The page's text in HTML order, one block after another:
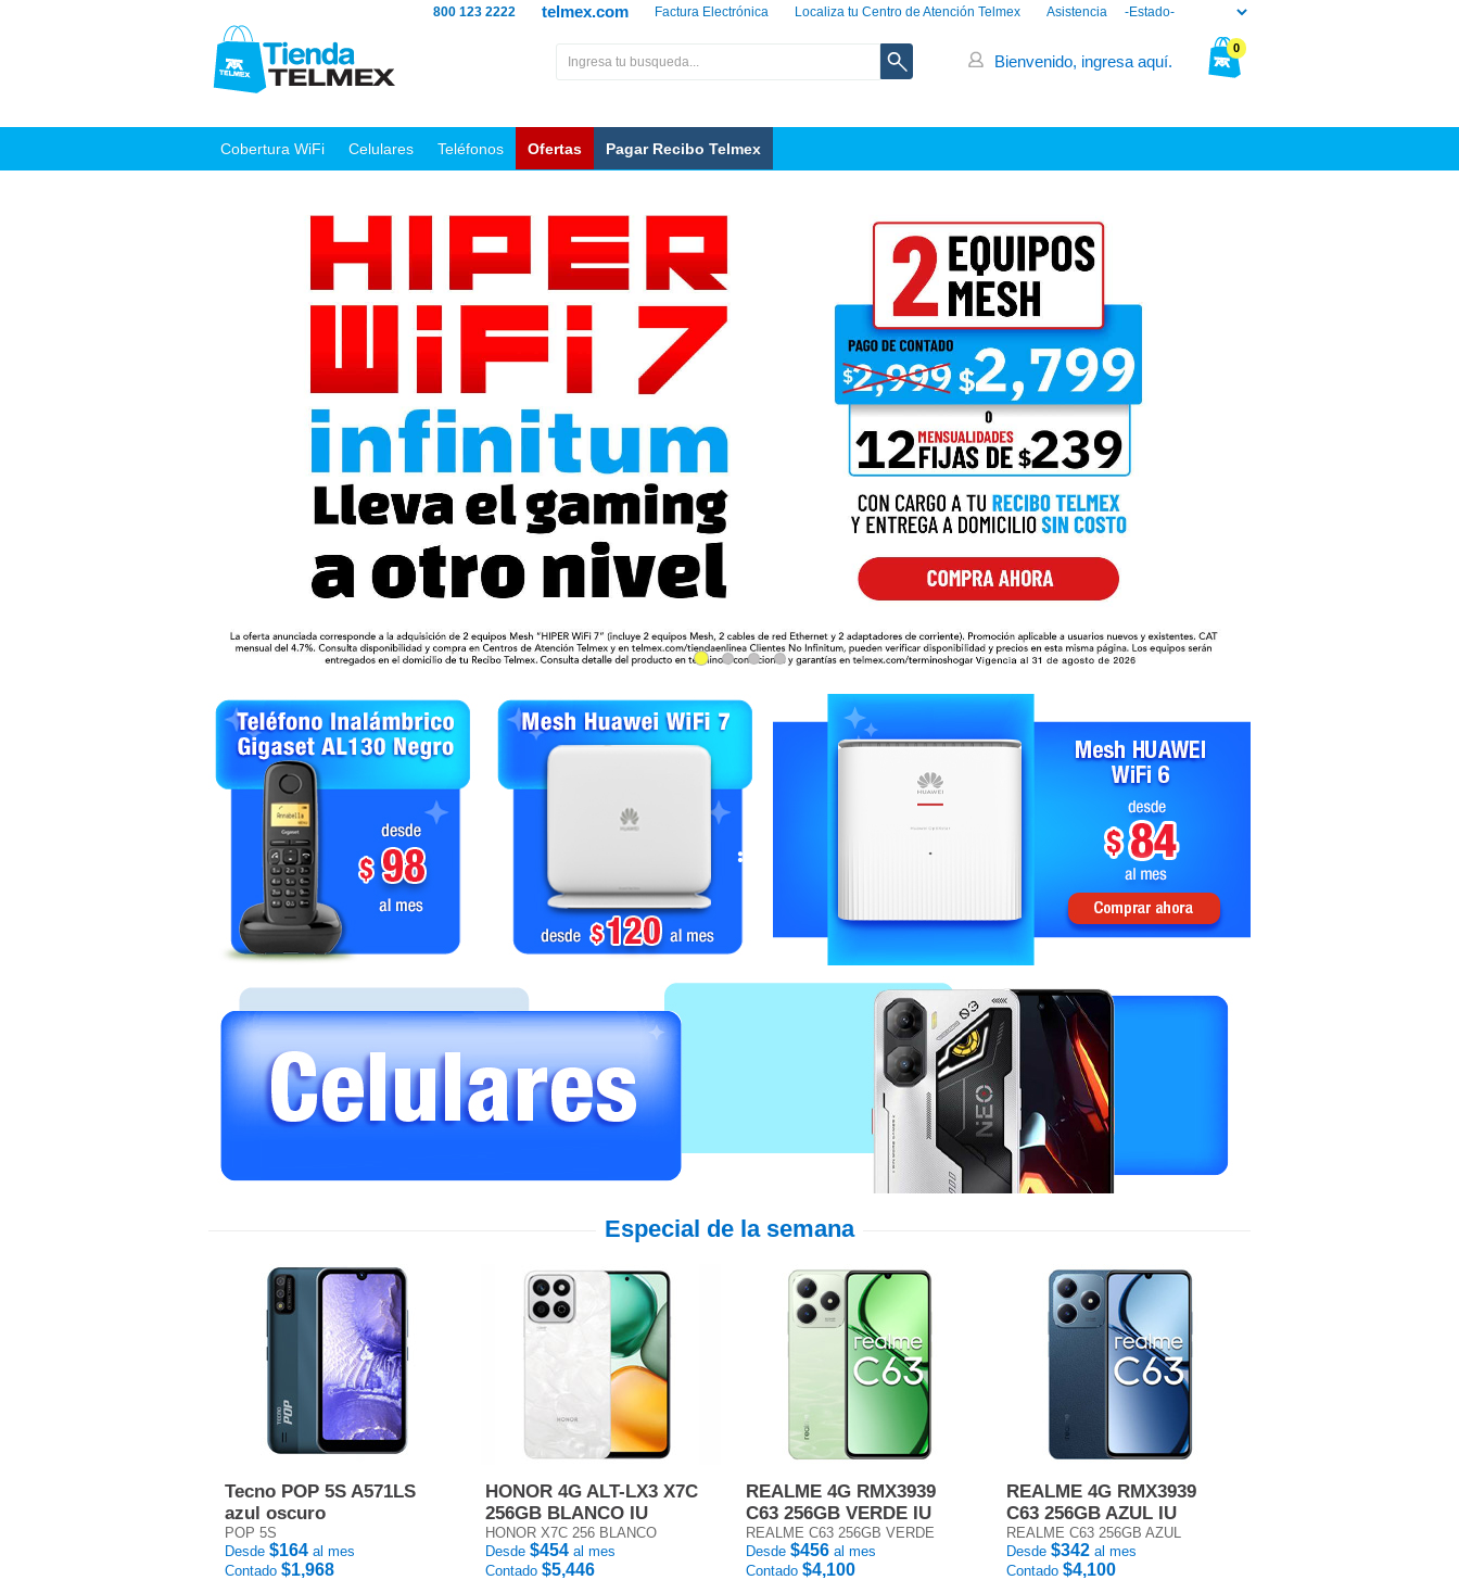
Asistencia
Localiza tu Centro de Atención Telmex
Factura Electrónica
telmex.com
800 123 2222
0
Bienvenido, ingresa aquí.
Cobertura WiFi Celulares Teléfonos Ofertas Pagar Recibo Telmex
Especial de la semana
Tecno POP 5S A571LS
azul oscuro
POP 5S
Desde $164 al mes
Contado $1,968
HONOR 4G ALT-LX3 X7C
256GB BLANCO IU
HONOR X7C 256 BLANCO
Desde $454 al mes
Contado $5,446
REALME 4G RMX3939
C63 256GB VERDE IU
REALME C63 256GB VERDE
Desde $456 al mes
Contado $4,100
REALME 4G RMX3939
C63 256GB AZUL IU
REALME C63 256GB AZUL
Desde $342 al mes
Contado $4,100